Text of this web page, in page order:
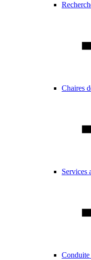
Chaires
Services
Conduite